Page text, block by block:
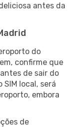
antes da
do
confirme que
de sair do
local, será
embora
de